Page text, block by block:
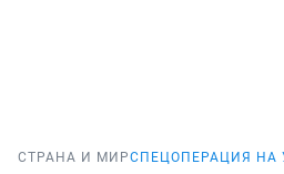
СТРАНА И МИРСПЕЦОПЕРАЦИЯ НА